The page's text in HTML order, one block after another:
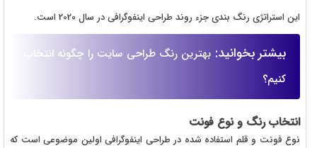
این استراتژی رنگ بندی جزء روند طراحی اینفوگرافی در سال 2020 است.
بیشتر بخوانید: بهترین رنگ طراحی سایت را چگونه انتخاب
کنیم؟
انتخاب رنگ و نوع فونت
نوع فونت و قلم استفاده شده در طراحی اینفوگرافی اولین موضوعی است که